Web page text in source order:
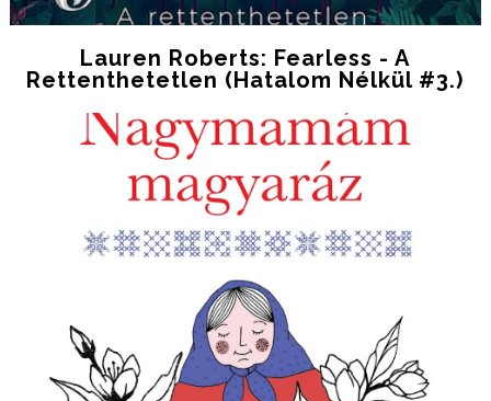
Lauren Roberts: Fearless - A
Rettenthetetlen (Hatalom Nélkül #3.)